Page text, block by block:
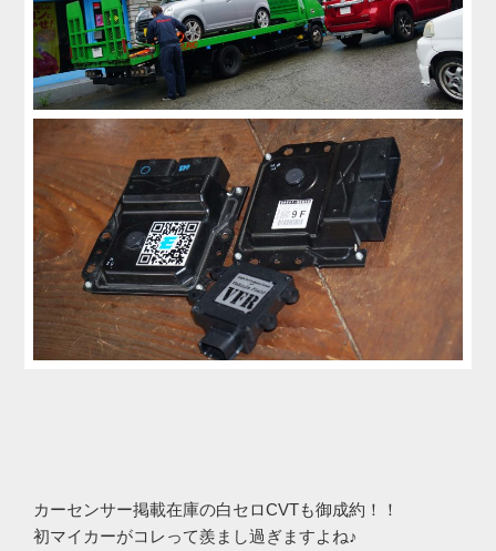
カーセンサー掲載在庫の白セロCVTも御成約！！
初マイカーがコレって羨まし過ぎますよね♪